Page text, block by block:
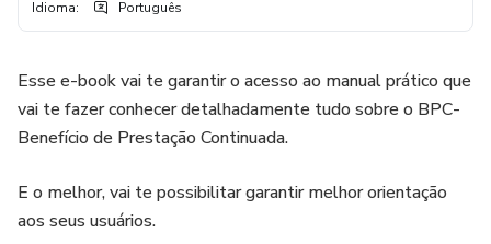
Idioma: Português
Esse e-book vai te garantir o acesso ao manual prático que
vai te fazer conhecer detalhadamente tudo sobre o BPC-
Benefício de Prestação Continuada.
E o melhor, vai te possibilitar garantir melhor orientação
aos seus usuários.